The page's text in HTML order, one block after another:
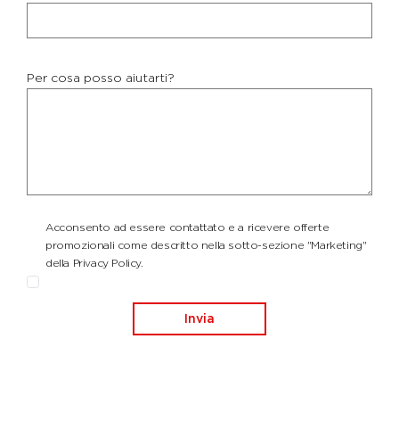
Per cosa posso aiutarti?
Acconsento ad essere contattato e a ricevere offerte
promozionali come descritto nella sotto-sezione "Marketing"
della Privacy Policy.
Invia